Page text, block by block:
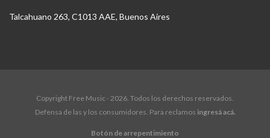
Talcahuano 263, C1013 AAE, Buenos Aires
Copyright Free Music - 2026. Todos los derechos reservados.
Defensa de las y los consumidores. Para reclamos ingresá acá.
Botón de arrepentimiento